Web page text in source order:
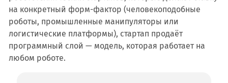
на конкретный форм-фактор (человекоподобные
роботы, промышленные манипуляторы или
логистические платформы), стартап продаёт
программный слой — модель, которая работает на
любом роботе.